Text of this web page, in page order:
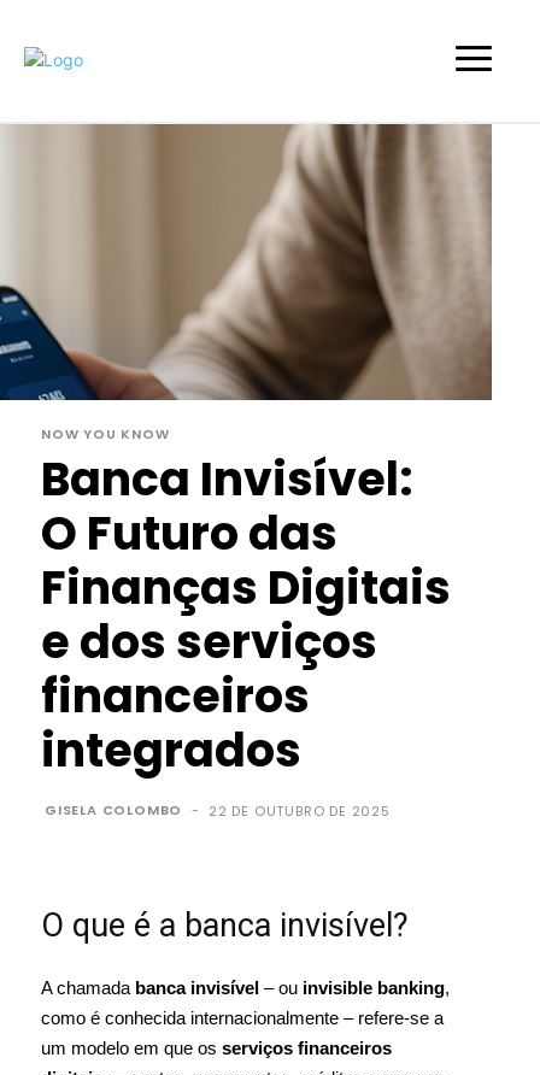
NOW YOU KNOW
Banca Invisível:
O Futuro das
Finanças Digitais
e dos serviços
financeiros
integrados
GISELA COLOMBO - 22 DE OUTUBRO DE 2025
O que é a banca invisível?
A chamada banca invisível – ou invisible banking,
como é conhecida internacionalmente – refere-se a
um modelo em que os serviços financeiros